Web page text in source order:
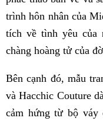
trình hôn nhân của
tích về tình yêu của
chàng hoàng tử của
Bên cạnh đó, mẫu
và Hacchic Couture
cảm hứng từ bộ